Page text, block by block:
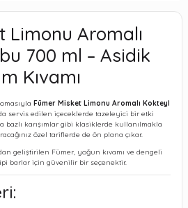
Limonu Aromalı
700 ml – Asidik
Kıvamı
Fümer Misket Limonu Aromalı Kokteyl
servis edilen içeceklerde tazeleyici bir etki
bazlı karışımlar gibi klasiklerde kullanılmakla
özel tariflerde de ön plana çıkar.
geliştirilen Fümer, yoğun kıvamı ve dengeli
barlar için güvenilir bir seçenektir.